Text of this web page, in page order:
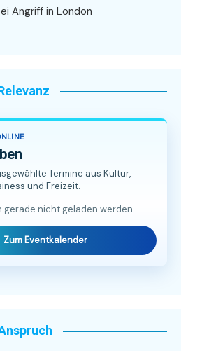
Angriff in London
Termine aus Kultur,
und Freizeit.
gerade nicht geladen werden.
Zum Eventkalender